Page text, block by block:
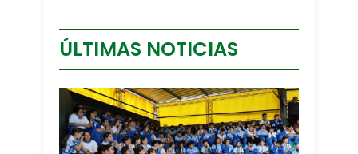
ÚLTIMAS NOTICIAS